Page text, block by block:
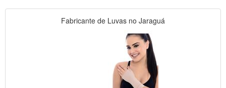
Fabricante de Luvas no Jaraguá